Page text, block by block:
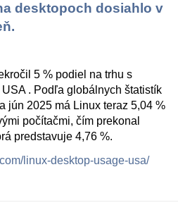
desktopoch dosiahlo v
5 % podiel na trhu s
. Podľa globálnych štatistík
jún 2025 má Linux teraz 5,04 %
počítačmi, čím prekonal
predstavuje 4,76 %.
linux-desktop-usage-usa/